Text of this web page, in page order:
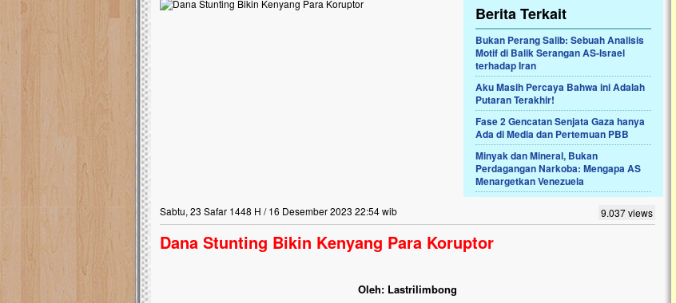
Berita Terkait
Bukan Perang Salib: Sebuah Analisis
Motif di Balik Serangan AS-Israel
terhadap Iran
Aku Masih Percaya Bahwa ini Adalah
Putaran Terakhir!
Fase 2 Gencatan Senjata Gaza hanya
Ada di Media dan Pertemuan PBB
Minyak dan Mineral, Bukan
Perdagangan Narkoba: Mengapa AS
Menargetkan Venezuela
Sabtu, 23 Safar 1448 H / 16 Desember 2023 22:54 wib 9.037 views
Dana Stunting Bikin Kenyang Para Koruptor
Oleh: Lastrilimbong
Lima Tahun Mangkrak, Masjid di
Pelosok ini Mengenaskan. Ayo Bantu.!!
Nasib masjid di Kampung Cilumbu ini sungguh
mengenaskan. Lima tahun mangkrak, kini nyaris
berlumut, dan menghitam terpapar panas dan